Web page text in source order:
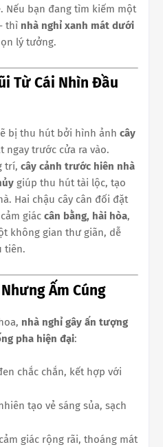
Nếu bạn đang tìm kiếm một
thì nhà nghỉ xanh mát dưới
lý tưởng.
Từ Cái Nhìn Đầu
bị thu hút bởi hình ảnh cây
ngay trước cửa ra vào.
trí, cây cảnh trước hiên nhà
giúp thu hút tài lộc, tạo
Hai chậu cây cân đối đặt
giác cân bằng, hài hòa,
không gian thư giãn, dễ
tiên.
Ấm Cúng
nhà nghỉ gây ấn tượng
pha hiện đại:
chắc chắn, kết hợp với
tạo vẻ sáng sủa, sạch
giác rộng rãi, thoáng mát